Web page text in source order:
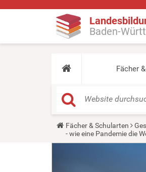
Baden-
Fächer
Y
u
Fächer & Schularten
- wie eine Pandemie die